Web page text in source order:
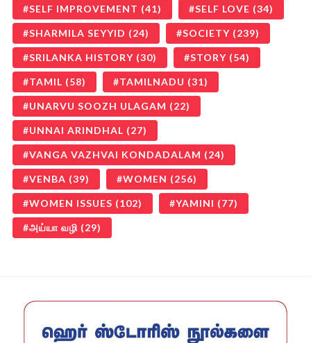
SELF IMPROVEMENT (41) SELF LOVE (34)
SHARMILA SEYYID (24) SOCIETY (239)
SRILANKA HISTORY (30) STORY (54)
TAMIL (58) TAMILNADU (31)
UNARVU SOOZH ULAGAM (22)
UNNAI ARINDHAL (27)
VANGA VAZHVAI KONDADALAM (24)
VENBA (39) WOMEN (256)
WOMEN ISSUES (102) YAMINI (77)
அய்யா வழி (29)